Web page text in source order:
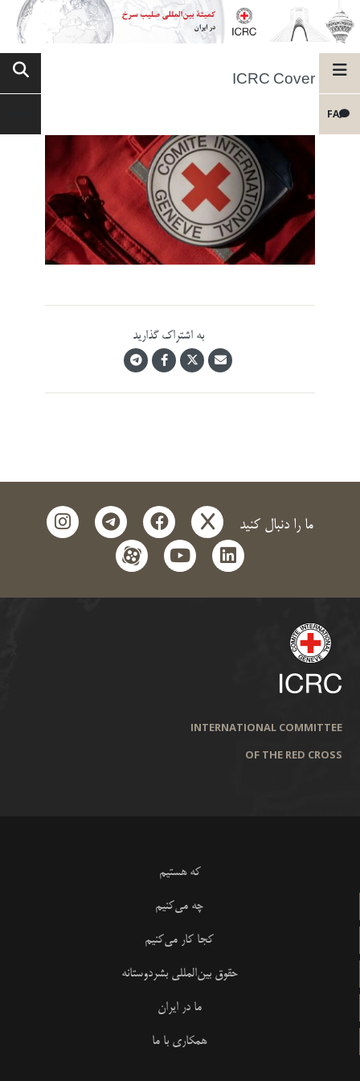
FA
ICRC Cover
به اشتراک گذارید
ما را دنبال کنید x
facebook
telegram
instagram
linkedin
youtube
aparat
INTERNATIONAL COMMITTEE
OF THE RED CROSS
که هستیم
چه می‌کنیم
کجا کار می‌کنیم
حقوق بین‌المللی بشردوستانه
ما در ایران
همکاری با ما